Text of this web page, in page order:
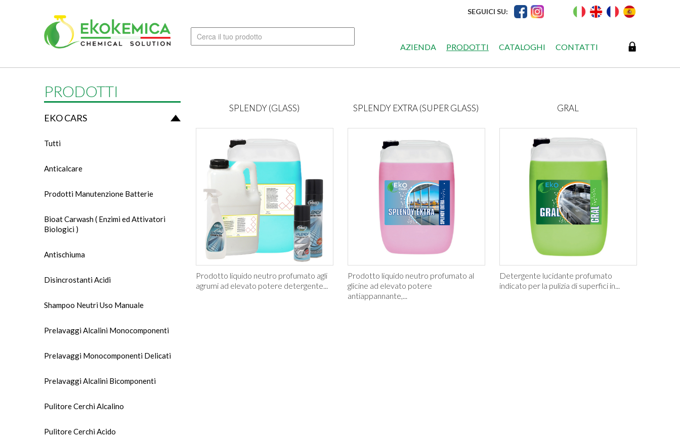
SEGUICI SU:
AZIENDA PRODOTTI CATALOGHI CONTATTI
PRODOTTI
EKO CARS
Tutti
Anticalcare
Prodotti Manutenzione Batterie
Bioat Carwash ( Enzimi ed Attivatori
Biologici )
Antischiuma
Disincrostanti Acidi
Shampoo Neutri Uso Manuale
Prelavaggi Alcalini Monocomponenti
Prelavaggi Monocomponenti Delicati
Prelavaggi Alcalini Bicomponenti
Pulitore Cerchi Alcalino
Pulitore Cerchi Acido
SPLENDY (GLASS)
Prodotto liquido neutro profumato agli
agrumi ad elevato potere detergente...
SPLENDY EXTRA (SUPER GLASS)
Prodotto liquido neutro profumato al
glicine ad elevato potere
antiappannante,...
GRAL
Detergente lucidante profumato
indicato per la pulizia di superfici in...